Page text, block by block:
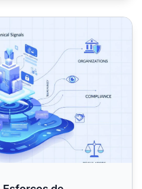
de Visibilidade em IA: